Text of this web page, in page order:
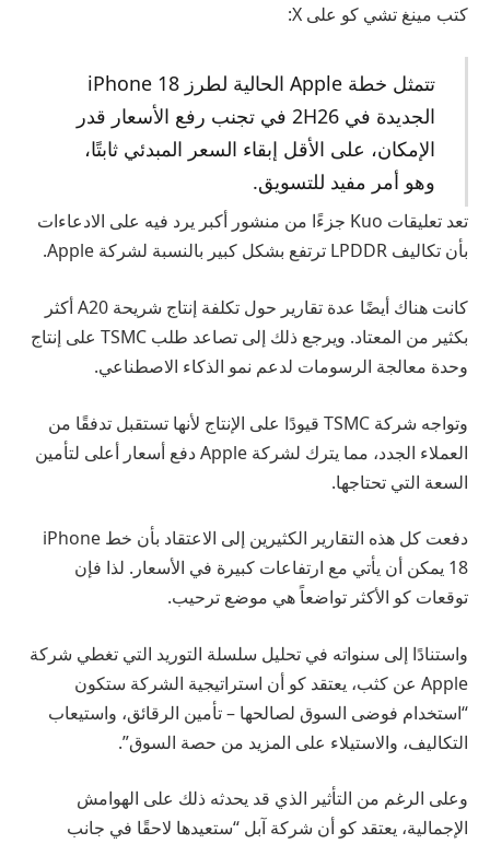
كتب مينغ تشي كو على X:
تتمثل خطة Apple الحالية لطرز iPhone 18
الجديدة في 2H26 في تجنب رفع الأسعار قدر
الإمكان، على الأقل إبقاء السعر المبدئي ثابتًا،
وهو أمر مفيد للتسويق.
تعد تعليقات Kuo جزءًا من منشور أكبر يرد فيه على الادعاءات
بأن تكاليف LPDDR ترتفع بشكل كبير بالنسبة لشركة Apple.
كانت هناك أيضًا عدة تقارير حول تكلفة إنتاج شريحة A20 أكثر
بكثير من المعتاد. ويرجع ذلك إلى تصاعد طلب TSMC على إنتاج
وحدة معالجة الرسومات لدعم نمو الذكاء الاصطناعي.
وتواجه شركة TSMC قيودًا على الإنتاج لأنها تستقبل تدفقًا من
العملاء الجدد، مما يترك لشركة Apple دفع أسعار أعلى لتأمين
السعة التي تحتاجها.
دفعت كل هذه التقارير الكثيرين إلى الاعتقاد بأن خط iPhone
18 يمكن أن يأتي مع ارتفاعات كبيرة في الأسعار. لذا فإن
توقعات كو الأكثر تواضعاً هي موضع ترحيب.
واستنادًا إلى سنواته في تحليل سلسلة التوريد التي تغطي شركة
Apple عن كثب، يعتقد كو أن استراتيجية الشركة ستكون
“استخدام فوضى السوق لصالحها – تأمين الرقائق، واستيعاب
التكاليف، والاستيلاء على المزيد من حصة السوق”.
وعلى الرغم من التأثير الذي قد يحدثه ذلك على الهوامش
الإجمالية، يعتقد كو أن شركة آبل “ستعيدها لاحقًا في جانب